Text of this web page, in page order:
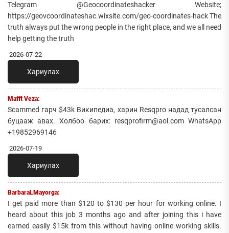
Telegram @Geocoordinateshacker Website;
https://geovcoordinateshac.wixsite.com/geo-coordinates-hack The
truth always put the wrong people in the right place, and we all need
help getting the truth
2026-07-22
Хариулах
Mafft Veza:
Scammed гарч $43k Википедиа, харин Resqpro надад тусалсан
буцааж авах. Холбоо барих: resqprofirm@aol.com WhatsApp
+19852969146
2026-07-19
Хариулах
BarbaraLMayorga:
I get paid more than $120 to $130 per hour for working online. I
heard about this job 3 months ago and after joining this i have
earned easily $15k from this without having online working skills.